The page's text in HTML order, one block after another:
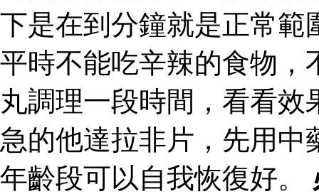
下是在到分鐘就是正常範
平時不能吃辛辣的食物，
丸調理一段時間，看看
急的他達拉非片，先用中
年齡段可以自我恢復好。